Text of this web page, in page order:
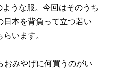
うな服。今回はそのうち
日本を背負って立つ若い
います。
おみやげに何買うのがい